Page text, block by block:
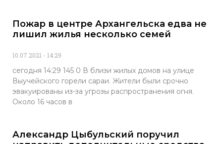
Пожар в центре Архангельска едва не
лишил жилья несколько семей
10.07.2021 14:29
сегодня 14:29 145 0 В близи жилых домов на улице
Выучейского горели сараи. Жители были срочно
эвакуированы из-за угрозы распространения огня.
Около 16 часов в
Александр Цыбульский поручил